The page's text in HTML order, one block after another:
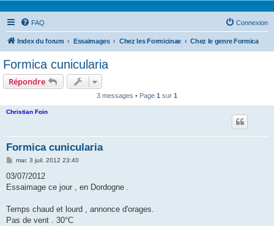
FAQ Connexion
Index du forum Essaimages Chez les Formicinae Chez le genre Formica
Formica cunicularia
Répondre
3 messages • Page 1 sur 1
Christian Foin
Formica cunicularia
M
s
a
mar. 3 juil. 2012 23:40
03/07/2012
Essaimage ce jour , en Dordogne .
Temps chaud et lourd , annonce d'orages.
Pas de vent . 30°C